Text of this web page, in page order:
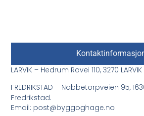
LARVIK – Hedrum Ravei 110, 3270 LARVIK
FREDRIKSTAD – Nabbetorpveien 95,
Fredrikstad.
Email: post@byggoghage.no